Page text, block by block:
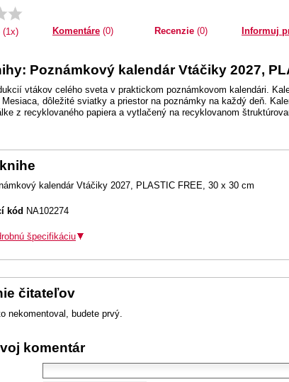
(1x) Komentáre (0) Recenzie(0) Informuj
Poznámkový kalendár Vtáčiky 2027,
vtákov celého sveta v praktickom poznámkovom kalendári.
dôležité sviatky a priestor na poznámky na každý deň.
z recyklovaného papiera a vytlačený na recyklovanom
kalendár Vtáčiky 2027, PLASTIC FREE, 30 x 30 cm
kód NA102274
špecifikáciu
čitateľov
nekomentoval, budete prvý.
komentár